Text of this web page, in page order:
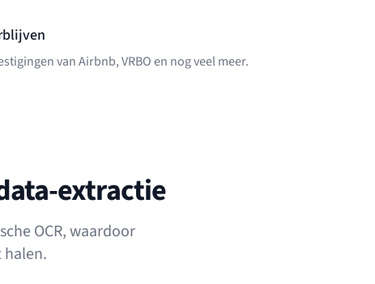
van Airbnb, VRBO en nog veel meer.
extractie
OCR, waardoor